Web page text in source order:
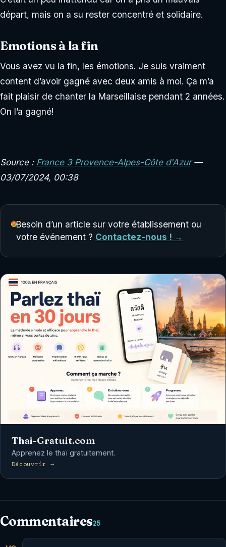
départ, mais on a su rester concentré et solidaire.
Emotions à la fin
Vous avez vu la fin, les émotions. Je suis vraiment
content d’avoir gagné avec deux amis à moi. Ça m’a
fait plaisir de chanter la Marseillaise pendant 2 années.
On l’a gagné!
Source : France 3 Provence-Alpes-Côte d'Azur—
03/07/2024, 00:38
Besoin d’un article sur votre établissement ou
votre événement ? Contactez-nous ! →
Thai-Gratuit.com
Apprenez le thaï gratuitement.
Découvrir →
Commentaires25